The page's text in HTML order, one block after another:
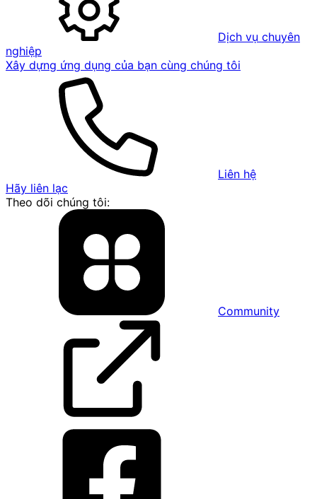
Dịch vụ chuyên
nghiệp
Xây dựng ứng dụng của bạn cùng chúng tôi
Liên hệ
Hãy liên lạc
Theo dõi chúng tôi:
Community